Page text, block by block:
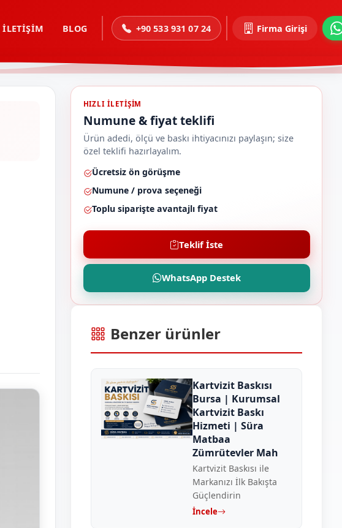
İLETIŞIM BLOG +90 533 931 07 24 Firma Girişi
HIZLI ILETIŞIM
Numune & fiyat teklifi
Ürün adedi, ölçü ve baskı ihtiyacınızı paylaşın; size
özel teklifi hazırlayalım.
Ücretsiz ön görüşme
Numune / prova seçeneği
Toplu siparişte avantajlı fiyat
Teklif İste
WhatsApp Destek
Benzer ürünler
Kartvizit Baskısı
Bursa | Kurumsal
Kartvizit Baskı
Hizmeti | Süra
Matbaa
Zümrütevler Mah
Kartvizit Baskısı ile
Markanızı İlk Bakışta
Güçlendirin
İncele